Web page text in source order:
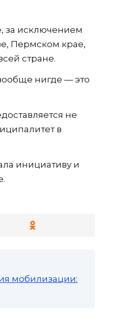
за исключением
Пермском крае,
стране.
нигде — это
не
в
инициативу и
мобилизации: